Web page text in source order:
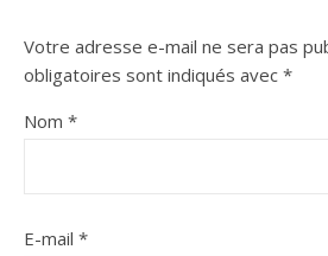
Votre adresse e-mail ne sera pas
obligatoires sont indiqués avec *
Nom *
E-mail *